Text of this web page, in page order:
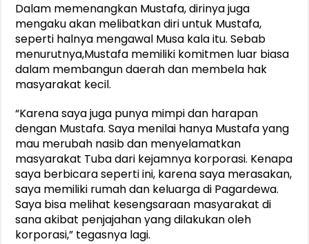
Dalam memenangkan Mustafa, dirinya juga
mengaku akan melibatkan diri untuk Mustafa,
seperti halnya mengawal Musa kala itu. Sebab
menurutnya,Mustafa memiliki komitmen luar biasa
dalam membangun daerah dan membela hak
masyarakat kecil.
“Karena saya juga punya mimpi dan harapan
dengan Mustafa. Saya menilai hanya Mustafa yang
mau merubah nasib dan menyelamatkan
masyarakat Tuba dari kejamnya korporasi. Kenapa
saya berbicara seperti ini, karena saya merasakan,
saya memiliki rumah dan keluarga di Pagardewa.
Saya bisa melihat kesengsaraan masyarakat di
sana akibat penjajahan yang dilakukan oleh
korporasi,” tegasnya lagi.